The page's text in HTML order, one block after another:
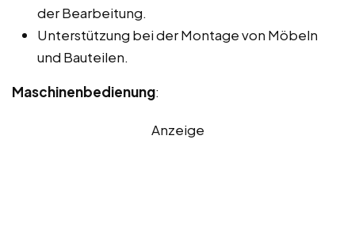
der Bearbeitung.
Unterstützung bei der Montage von Möbeln
und Bauteilen.
Maschinenbedienung:
Anzeige